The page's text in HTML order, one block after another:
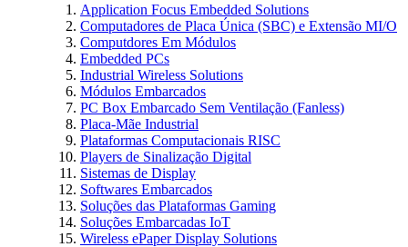
Application Focus Embedded Solutions
Computadores de Placa Única (SBC) e Extensão MI/O
Computdores Em Módulos
Embedded PCs
Industrial Wireless Solutions
Módulos Embarcados
PC Box Embarcado Sem Ventilação (Fanless)
Placa-Mãe Industrial
Plataformas Computacionais RISC
Players de Sinalização Digital
Sistemas de Display
Softwares Embarcados
Soluções das Plataformas Gaming
Soluções Embarcadas IoT
Wireless ePaper Display Solutions